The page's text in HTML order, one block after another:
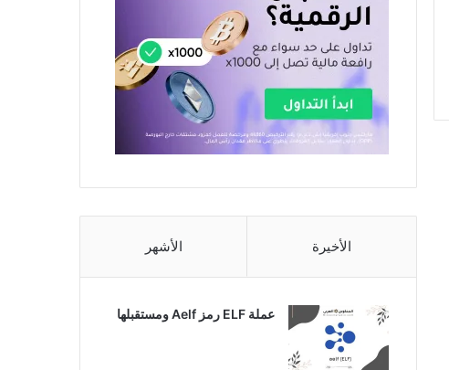
الأخيرة الأشهر
عملة ELF رمز Aelf ومستقبلها